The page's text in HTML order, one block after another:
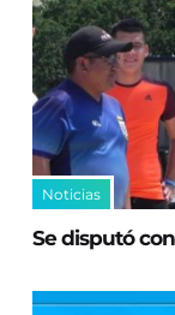
Noticias
Se disputó